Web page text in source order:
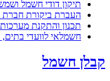
תיקון דודי חשמל
העברת ביקורת
תכנון והתקנת
חשמלאי לוועדי
קבלן חשמל